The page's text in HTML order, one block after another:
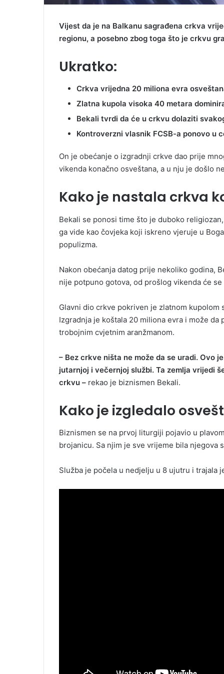
Vijest da je na Balkanu sagrađena crkva
regionu, a posebno zbog toga što je crkvu
Ukratko:
Crkva vrijedna 20 miliona evra
Zlatna kupola visoka 40 metara
Bekali tvrdi da će u crkvu dolaziti
Kontroverzni vlasnik FCSB-a ponovo u
On je obećanje o izgradnji crkve dao prije
vikenda konačno osveštana, a u nju je došlo
Kako je nastala crkva
Bekali se ponosi time što je duboko
ga vide kao čovjeka koji iskreno vjeruje u
populizma.
Nakon obećanja datog prije nekoliko godina,
nije potpuno gotova, od prošlog vikenda će
Glavni dio crkve pokriven je zlatnom
Izgradnja je koštala 20 miliona evra i može da
troboјnim cvjetnim aranžmanom.
– Bez crkve ništa ne može da se uradi. Ovo
jutarnjoj i večernjoj službi. Ta zemlja vrijedi
crkvu – rekao je biznismen Bekali.
Kako je izgledalo
Biznismen se na prvoj liturgiji pojavio u
brojanicu. Sa njim je sve vrijeme bila njegova
Služba je počela u nedjelju u 8 ujutru i trajala